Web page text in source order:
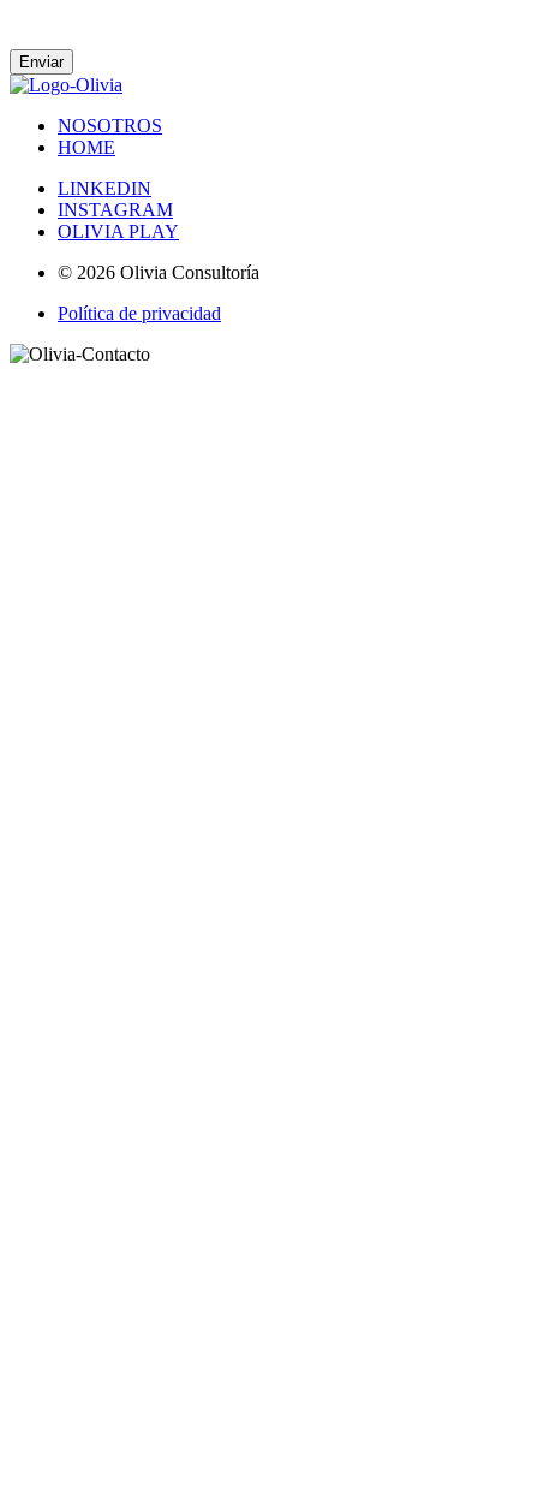
NOSOTROS
HOME
LINKEDIN
INSTAGRAM
OLIVIA PLAY
© 2026 Olivia Consultoría
Política de privacidad